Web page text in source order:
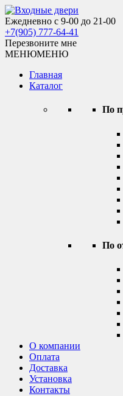
Skip
to
content
Входные двери
Ежедневно с 9-00 до 21-00
+7(905) 777-64-41
Перезвоните мне
МЕНЮМЕНЮ
Главная
Каталог
По
По
О компании
Оплата
Доставка
Установка
Контакты